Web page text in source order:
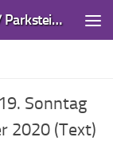
Kirchengemeinden Wildenreuth / Parkstein und Kirchendemenreuth
Sonntag
2020 (Text)